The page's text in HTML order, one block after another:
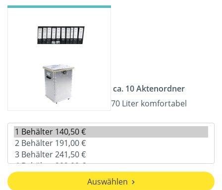
ca. 10 Aktenordner
70 Liter komfortabel
Auswählen